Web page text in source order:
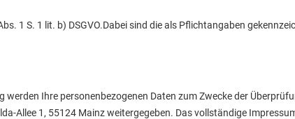
1 S. 1 lit. b) DSGVO.Dabei sind die als Pflichtangaben
Ihre personenbezogenen Daten zum Zwecke der
Allee 1, 55124 Mainz weitergegeben. Das vollständige